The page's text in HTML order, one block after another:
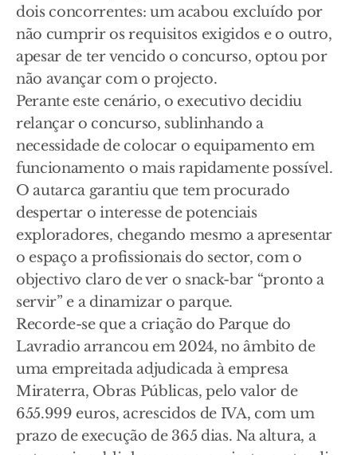
dois concorrentes: um acabou excluído por
não cumprir os requisitos exigidos e o outro,
apesar de ter vencido o concurso, optou por
não avançar com o projecto.
Perante este cenário, o executivo decidiu
relançar o concurso, sublinhando a
necessidade de colocar o equipamento em
funcionamento o mais rapidamente possível.
O autarca garantiu que tem procurado
despertar o interesse de potenciais
exploradores, chegando mesmo a apresentar
o espaço a profissionais do sector, com o
objectivo claro de ver o snack-bar “pronto a
servir” e a dinamizar o parque.
Recorde-se que a criação do Parque do
Lavradio arrancou em 2024, no âmbito de
uma empreitada adjudicada à empresa
Miraterra, Obras Públicas, pelo valor de
655.999 euros, acrescidos de IVA, com um
prazo de execução de 365 dias. Na altura, a